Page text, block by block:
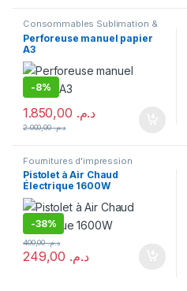
Consommables Sublimation &
DTF , Fournitures d'impression
Perforeuse manuel papier
A3
-8%
د.م.
د.م.2.000,00
Fournitures d'impression
Pistolet à Air Chaud
Électrique 1600W
-38%
د.م.
د.م.400,00